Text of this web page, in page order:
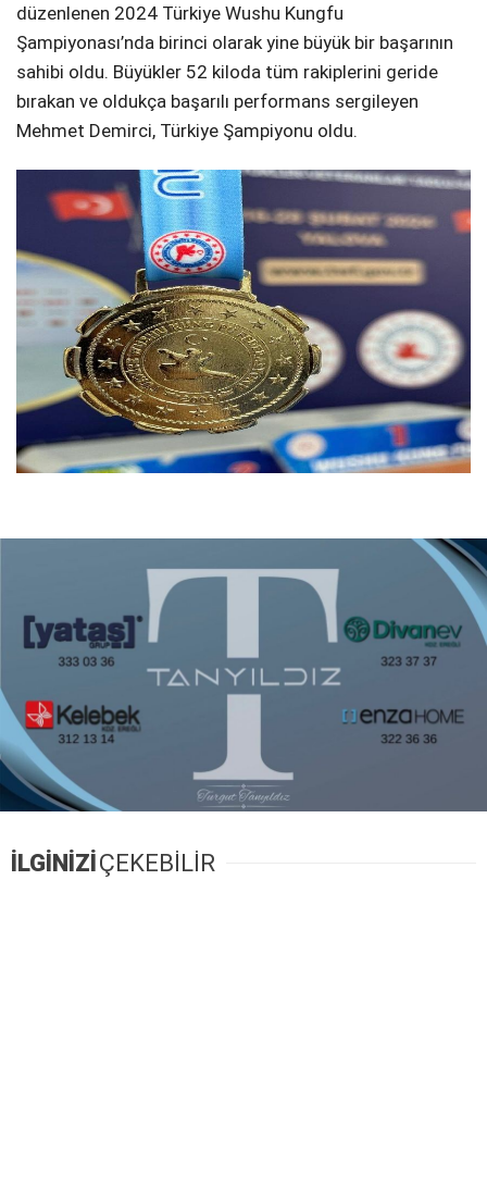
düzenlenen 2024 Türkiye Wushu Kungfu
Şampiyonası’nda birinci olarak yine büyük bir başarının
sahibi oldu. Büyükler 52 kiloda tüm rakiplerini geride
bırakan ve oldukça başarılı performans sergileyen
Mehmet Demirci, Türkiye Şampiyonu oldu.
İLGİNİZİÇEKEBİLİR